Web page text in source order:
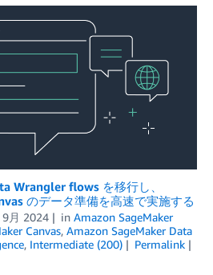
Wrangler flows を移行し、
のデータ準備を高速で実施する
9月 2024 in Amazon SageMaker
Canvas, Amazon SageMaker Data
, Intermediate (200)
Permalink